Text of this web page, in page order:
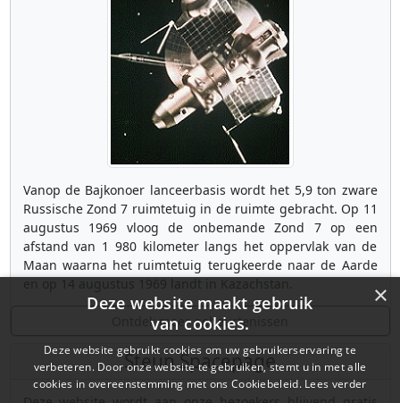
Vanop de Bajkonoer lanceerbasis wordt het 5,9 ton zware
Russische Zond 7 ruimtetuig in de ruimte gebracht. Op 11
augustus 1969 vloog de onbemande Zond 7 op een
afstand van 1 980 kilometer langs het oppervlak van de
Maan waarna het ruimtetuig terugkeerde naar de Aarde
Ontdek meer gebeurtenissen
Steun Spacepage
×
Deze website maakt gebruik
van cookies.
Deze website gebruikt cookies om uw gebruikerservaring te
verbeteren. Door onze website te gebruiken, stemt u in met alle
cookies in overeenstemming met ons Cookiebeleid. Lees verder